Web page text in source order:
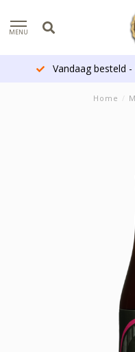
MENU
Vandaag besteld
Home /